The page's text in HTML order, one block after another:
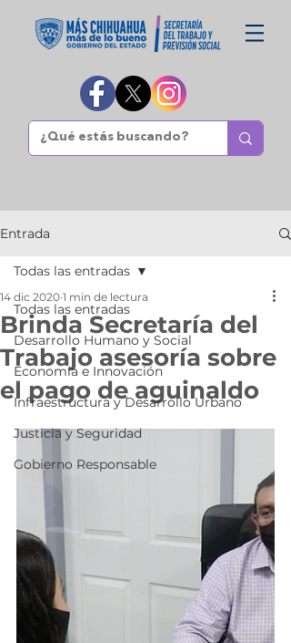
Entrada
Todas las entradas
Desarrollo Humano y Social
Economía e Innovación
Infraestructura y Desarrollo Urbano
Justicia y Seguridad
Gobierno Responsable
Todas las entradas
Brinda Secretaría del
Trabajo asesoría sobre
el pago de aguinaldo
14 dic 2020 1 min de lectura